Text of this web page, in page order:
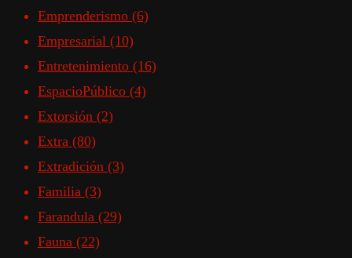
Emprenderismo (6)
Empresarial (10)
Entretenimiento (16)
EspacioPúblico (4)
Extorsión (2)
Extra (80)
Extradición (3)
Familia (3)
Farandula (29)
Fauna (22)